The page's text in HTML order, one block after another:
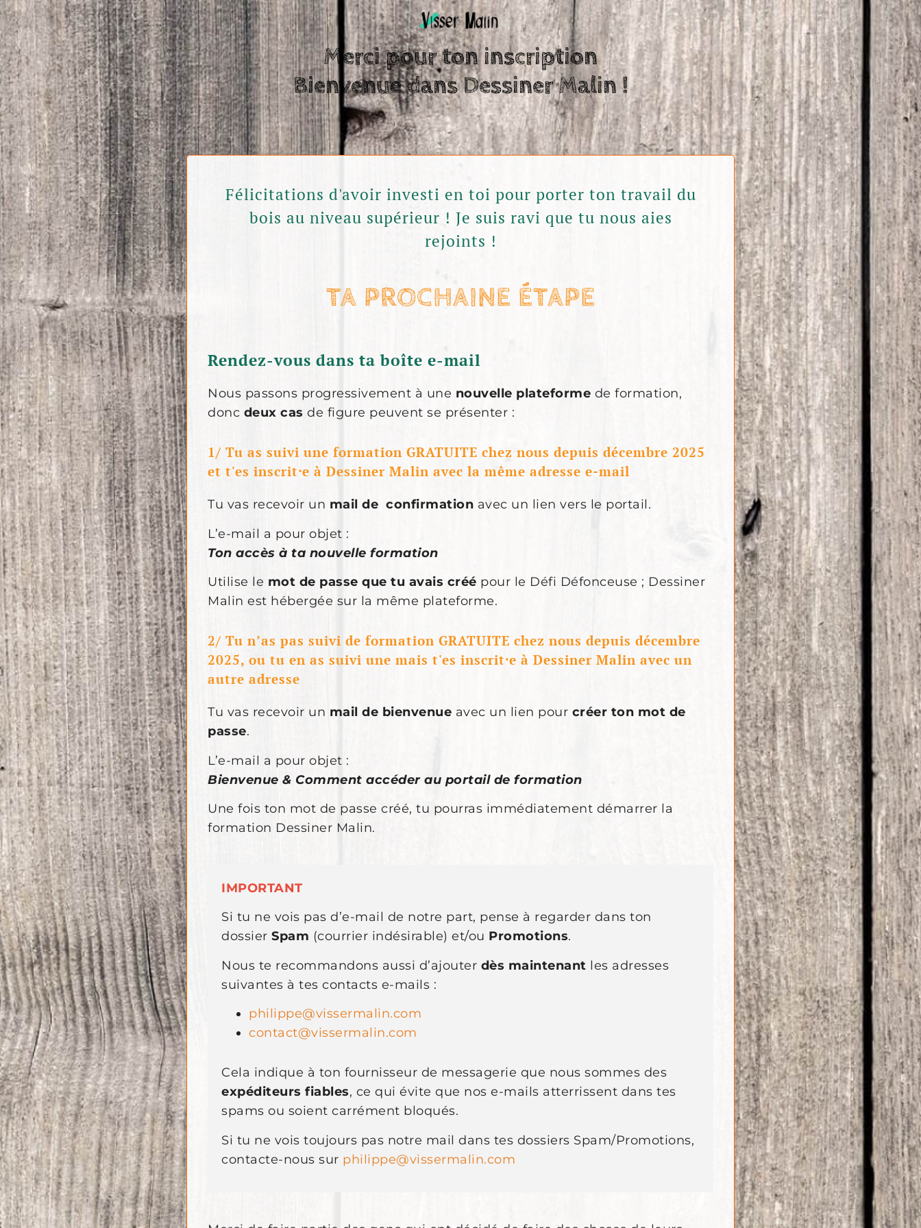
Merci pour ton inscription
Bienvenue dans Dessiner Malin !
Félicitations d'avoir investi en toi pour porter ton travail du
bois au niveau supérieur ! Je suis ravi que tu nous aies
rejoints !
TA PROCHAINE ÉTAPE
Rendez-vous dans ta boîte e-mail
Nous passons progressivement à une nouvelle plateforme de formation,
donc deux cas de figure peuvent se présenter :
1/ Tu as suivi une formation GRATUITE chez nous depuis décembre 2025
et t'es inscrit⸱e à Dessiner Malin avec la même adresse e-mail
Tu vas recevoir un mail de confirmation avec un lien vers le portail.
L’e-mail a pour objet :
Ton accès à ta nouvelle formation
Utilise le mot de passe que tu avais créé pour le Défi Défonceuse ; Dessiner
Malin est hébergée sur la même plateforme.
2/ Tu n’as pas suivi de formation GRATUITE chez nous depuis décembre
2025, ou tu en as suivi une mais t'es inscrit⸱e à Dessiner Malin avec un
autre adresse
Tu vas recevoir un mail de bienvenue avec un lien pour créer ton mot de
passe.
L’e-mail a pour objet :
Bienvenue & Comment accéder au portail de formation
Une fois ton mot de passe créé, tu pourras immédiatement démarrer la
formation Dessiner Malin.
IMPORTANT
Si tu ne vois pas d’e-mail de notre part, pense à regarder dans ton
dossier Spam (courrier indésirable) et/ou Promotions.
Nous te recommandons aussi d’ajouter dès maintenant les adresses
suivantes à tes contacts e-mails :
philippe@vissermalin.com
contact@vissermalin.com
Cela indique à ton fournisseur de messagerie que nous sommes des
expéditeurs fiables, ce qui évite que nos e-mails atterrissent dans tes
spams ou soient carrément bloqués.
Si tu ne vois toujours pas notre mail dans tes dossiers Spam/Promotions,
contacte-nous sur philippe@vissermalin.com